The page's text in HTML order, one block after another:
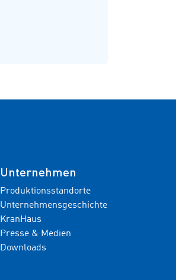
Unternehmen
Produktionsstandorte
Unternehmensgeschichte
KranHaus
Presse & Medien
Downloads